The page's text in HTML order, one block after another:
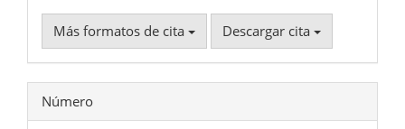
Más formatos de cita Descargar cita
Número